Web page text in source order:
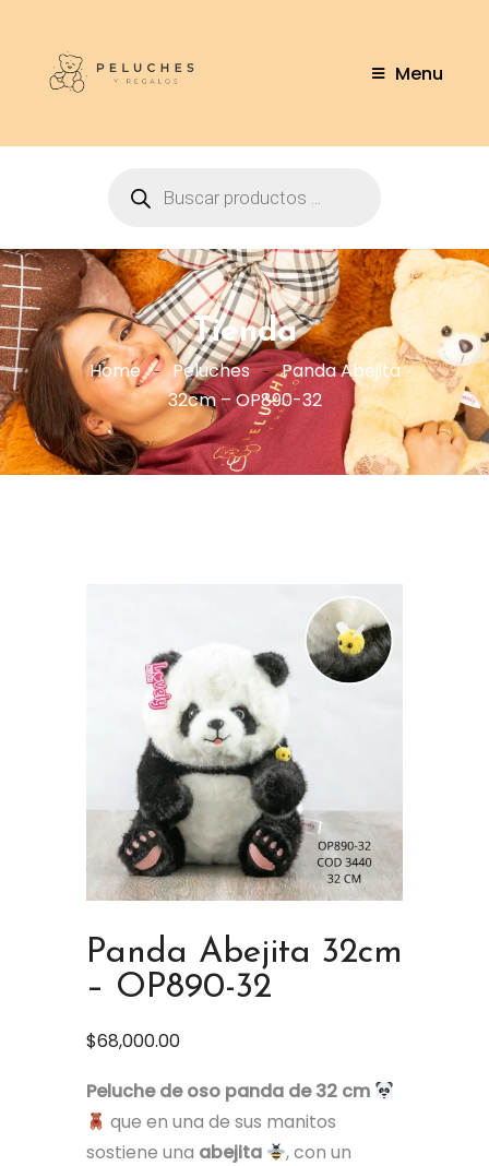
Menu
Tienda
Home Peluches
Panda Abejita
32cm – OP890-32
Panda Abejita 32cm
– OP890-32
$68,000.00
Peluche de oso panda de 32 cm
que en una de sus manitos
sostiene una abejita
, con un